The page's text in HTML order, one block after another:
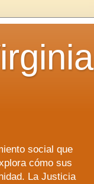
social que
cómo sus
La Justicia